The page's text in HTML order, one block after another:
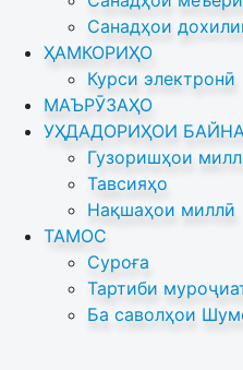
Санадҳои
ҲАМКОРИҲО
Курси электронӣ
МАЪРӮЗАҲО
УҲДАДОРИҲОИ
Гузоришҳои
Тавсияҳо
Нақшаҳои миллӣ
ТАМОС
Суроға
Тартиби
Ба саволҳои